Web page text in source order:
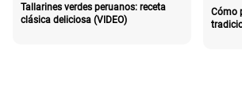
Tallarines verdes peruanos: receta
clásica deliciosa (VIDEO)
Cómo